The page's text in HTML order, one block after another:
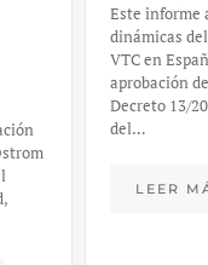
Este informe
dinámicas
VTC en
aprobación
Decreto 13/
del…
LEER